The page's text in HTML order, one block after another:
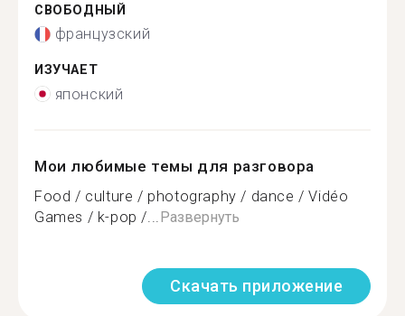
СВОБОДНЫЙ
французский
ИЗУЧАЕТ
японский
Мои любимые темы для разговора
Food / culture / photography / dance / Vidéo
Games / k-pop /... Развернуть
Скачать приложение